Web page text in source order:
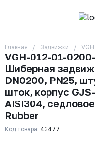
О компании
Контакты
Бренды
Отзывы
Сотрудники
Вакансии
Доставка
Оплата
Вопрос-ответ
Главная Задвижки
VGH-012-01-
Шиберная
DN0200, PN25,
шток, корпус
AISI304,
Rubber
Код товара: 43477